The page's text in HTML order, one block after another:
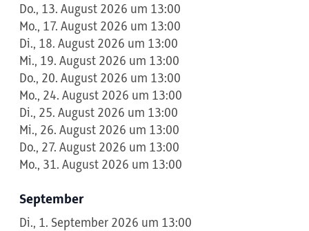
Do., 13. August 2026 um 13:00
Mo., 17. August 2026 um 13:00
Di., 18. August 2026 um 13:00
Mi., 19. August 2026 um 13:00
Do., 20. August 2026 um 13:00
Mo., 24. August 2026 um 13:00
Di., 25. August 2026 um 13:00
Mi., 26. August 2026 um 13:00
Do., 27. August 2026 um 13:00
Mo., 31. August 2026 um 13:00
September
Di., 1. September 2026 um 13:00